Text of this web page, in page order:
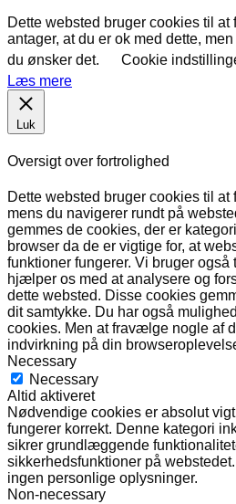
Dette websted bruger cookies til
antager, at du er ok med dette,
du ønsker det.
Cookie
Læs mere
Luk
Oversigt over fortrolighed
Dette websted bruger cookies til
mens du navigerer rundt på
gemmes de cookies, der er
browser da de er vigtige for, at
funktioner fungerer. Vi bruger også
hjælper os med at analysere og
dette websted. Disse cookies
dit samtykke. Du har også
cookies. Men at fravælge nogle af
indvirkning på din
Necessary
Necessary
Altid aktiveret
Nødvendige cookies er absolut
fungerer korrekt. Denne kategori
sikrer grundlæggende
sikkerhedsfunktioner på
ingen personlige oplysninger.
Non-necessary